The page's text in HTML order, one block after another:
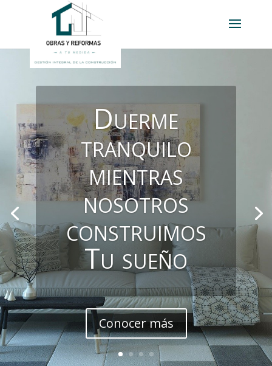
Duerme
tranquilo
mientras
nosotros
construimos
Tu sueño
Conocer más